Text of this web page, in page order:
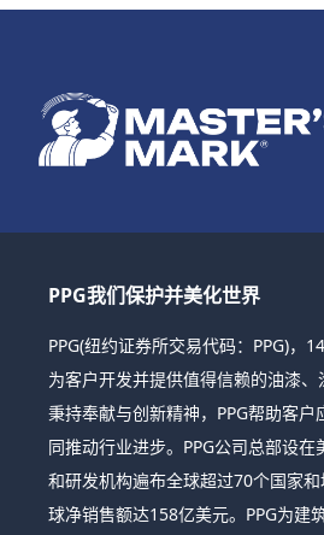
PPG我们保护并美化世界
PPG(纽约证券所交易代码：PPG)，
为客户开发并提供值得信赖的油漆、
秉持奉献与创新精神，PPG帮助客
同推动行业进步。PPG公司总部设
和研发机构遍布全球超过70个国家
球净销售额达158亿美元。PPG为建